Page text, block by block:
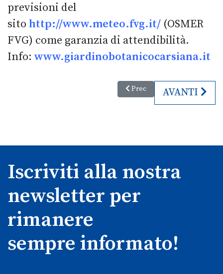
previsioni del
sito http://www.meteo.fvg.it/ (OSMER
FVG) come garanzia di attendibilità.
Info: www.giardinobotanicocarsiana.it
Articolo precedente: Gorizia
Prec ARTICOLO
AVANTI
Iscriviti alla nostra
newsletter per
rimanere
sempre informato!